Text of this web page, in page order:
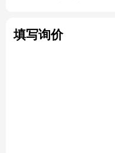
填写询价